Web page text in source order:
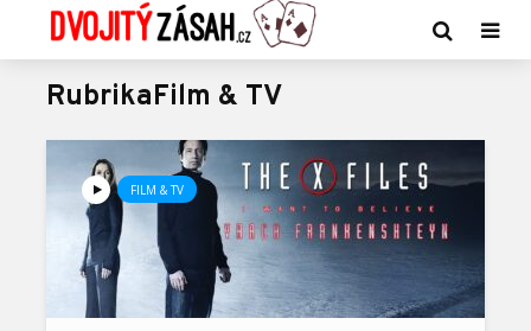
RubrikaFilm & TV
FILM & TV